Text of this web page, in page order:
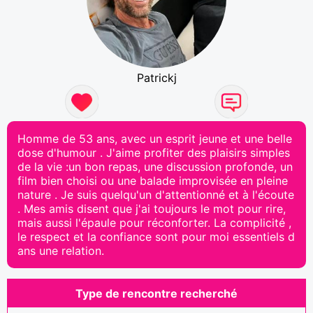
Patrickj
Homme de 53 ans, avec un esprit jeune et une belle
dose d'humour . J'aime profiter des plaisirs simples
de la vie :un bon repas, une discussion profonde, un
film bien choisi ou une balade improvisée en pleine
nature . Je suis quelqu'un d'attentionné et à l'écoute
. Mes amis disent que j'ai toujours le mot pour rire,
mais aussi l'épaule pour réconforter. La complicité ,
le respect et la confiance sont pour moi essentiels d
ans une relation.
Type de rencontre recherché